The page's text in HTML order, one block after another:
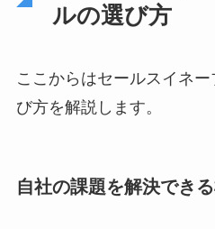
ルの選び方
ここからはセールスイネ
び方を解説します。
自社の課題を解決でき